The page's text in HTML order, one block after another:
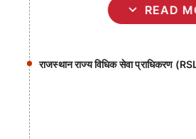
expand_more READ
राजस्थान राज्य विधिक सेवा प्राधिकरण